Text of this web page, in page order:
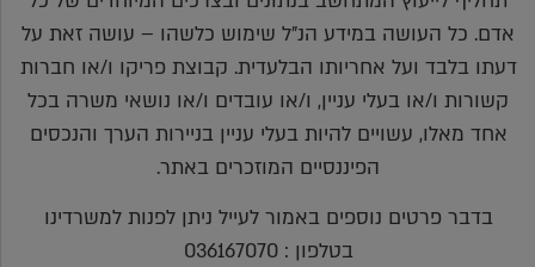
אדם. כל העושה במידע הנ"ל שימוש כלשהו – עושה זאת על
דעתו בלבד ועל אחריותו הבלעדית. קבוצת פריקו ו/או חברות
קשורות ו/או בעלי עניין, ו/או עובדים ו/או נושאי משרה בכל
אחד מאלו, עשויים להיות בעלי עניין בניירות הערך והנכסים
הפיננסיים המוזכרים באתר.
בדבר פרטים נוספים באמור לעייל ניתן לפנות למשרדינו
בטלפון : 036167070